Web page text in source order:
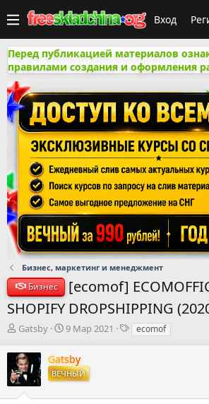
Вход
Перед публикацией материалов
правилами создания и оформления
Бизнес, маркетинг и менеджмент
Бизнес
[ecomof]
SHOPIFY DROPSHIPPING
А
т
о
р
Gatsby
Д
т
а
н
9 Мар 2021
Тecomof
Gatsby
ВЕЧНЫЙ